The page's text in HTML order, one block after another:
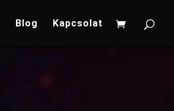
Blog Kapcsolat